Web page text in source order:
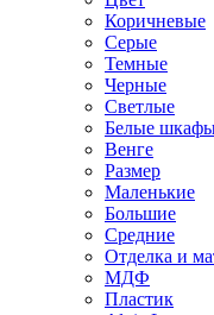
Коричневые
Серые
Темные
Черные
Светлые
Белые
Венге
Размер
Маленькие
Большие
Средние
Отделка и
МДФ
Пластик